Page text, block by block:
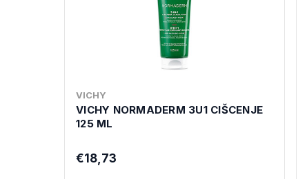
VICHY
VICHY NORMADERM 3U1 CIŠCENJE
125 ML
€18,73